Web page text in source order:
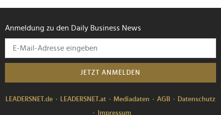
Anmeldung zu den Daily Business News
JETZT ANMELDEN
LEADERSNET.de LEADERSNET.at Mediadaten AGB
Datenschutz
Impressum